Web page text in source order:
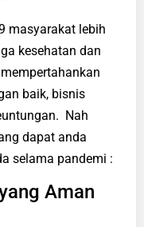
masyarakat lebih
kesehatan dan
baik, bisnis
Nah
dapat anda
selama pandemi :
Aman